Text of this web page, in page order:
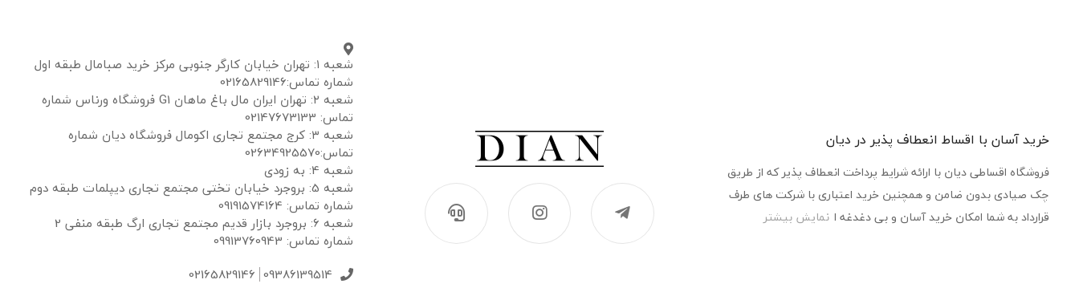
خرید آسان با اقساط انعطاف پذیر در دیان
فروشگاه اقساطی دیان با ارائه شرایط پرداخت انعطاف پذیر که از طریق
چک صیادی بدون ضامن و همچنین خرید اعتباری با شرکت های طرف
قرارداد به شما امکان خرید آسان و بی دغدغه ا نمایش بیشتر
شعبه ۱: تهران خیابان کارگر جنوبی مرکز خرید صبامال طبقه اول
شماره تماس:02165829146
شعبه ۲: تهران ایران مال باغ ماهان G1 فروشگاه ورناس شماره
تماس: 02147673133
شعبه ۳: کرج مجتمع تجاری اکومال فروشگاه دیان شماره
تماس:02634925570
شعبه 4: به زودی
شعبه 5: بروجرد خیابان تختی مجتمع تجاری دیپلمات طبقه دوم
شماره تماس: 09191574164
شعبه 6: بروجرد بازار قدیم مجتمع تجاری ارگ طبقه منفی 2
شماره تماس: 09913760943
09386139514
02165829146